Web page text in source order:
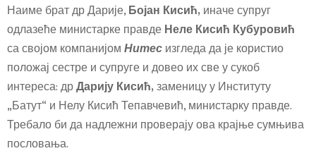
Наиме брат др Дарије,Бојан Кисић, иначе супруг
одлазеће министарке правдеНеле Кисић Кубуровић
са својом компанијомНитесизгледа да је користио
положај сестре и супруге и довео их све у сукоб
интереса: дрДарију Кисић,заменицу у Институту
„Батут“ и Нелу Кисић Тепавчевић, министарку правде.
Требало би да надлежни проверају ова крајње сумњива
пословања.